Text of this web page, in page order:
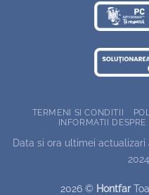
TERMENI SI CONDITII
INFORMATII DESPRE
Data si ora ultimei
2026 © Hontfar